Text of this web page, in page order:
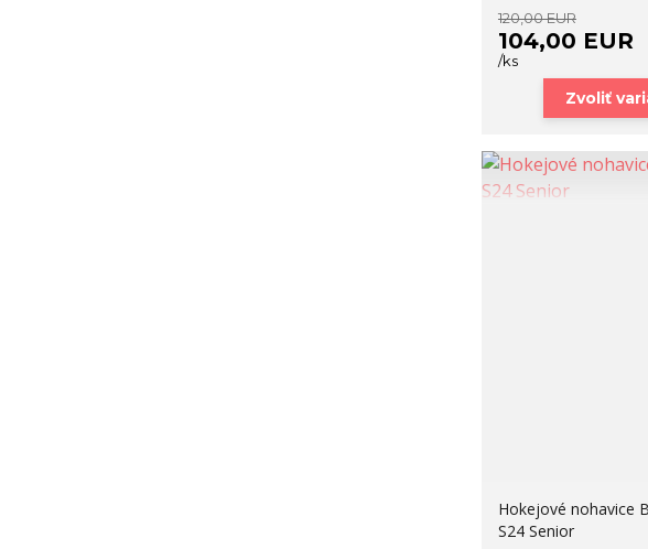
120,00 EUR
104,00 EUR
/ks
Zvoliť
Hokejové nohavice
S24 Senior